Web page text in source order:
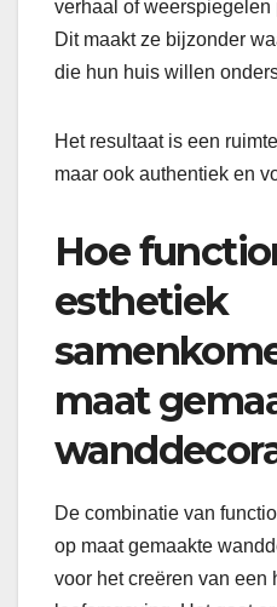
verhaal of
Dit maakt ze bijzonder
die hun huis willen
Het resultaat is een
maar ook authentiek en
Hoe
esthetiek
maat
De combinatie van
op maat gemaakte
voor het creëren van een